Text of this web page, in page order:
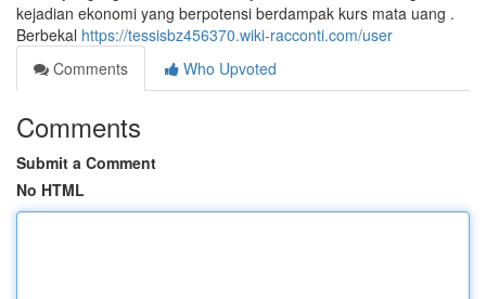
kejadian ekonomi yang berpotensi berdampak kurs mata uang .
Berbekal https://tessisbz456370.wiki-racconti.com/user
Comments
Who Upvoted
Comments
Submit a Comment
No HTML